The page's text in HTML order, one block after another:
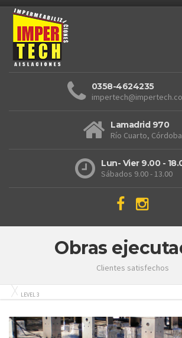
0358-4624235
Lamadrid 970
Río Cuarto, Córdoba
Lun- Vier 9.00 -
Sábados 9.00 - 13.00
Obras
Clientes satisfechos
LEVEL 3